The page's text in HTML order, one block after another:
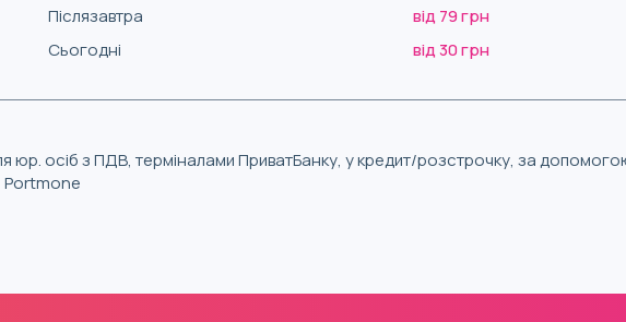
Післязавтра
від 79 грн
Сьогодні від 30 грн
юр. осіб з ПДВ, терміналами ПриватБанку, у кредит/розстрочку, за
Portmone